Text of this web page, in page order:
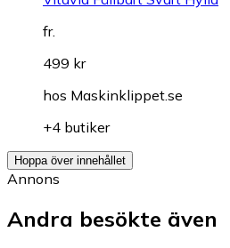
fr.
499 kr
hos Maskinklippet.se
+4 butiker
Hoppa över innehållet
Annons
Andra besökte även